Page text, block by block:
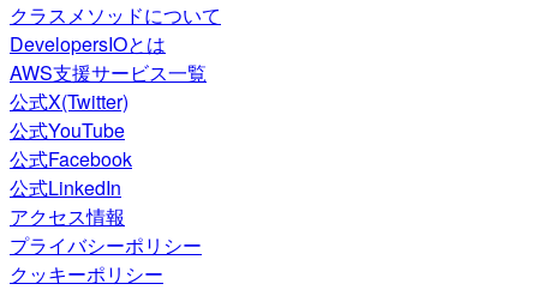
クラスメソッドについて
DevelopersIOとは
AWS支援サービス一覧
公式X(Twitter)
公式YouTube
公式Facebook
公式LinkedIn
アクセス情報
プライバシーポリシー
クッキーポリシー